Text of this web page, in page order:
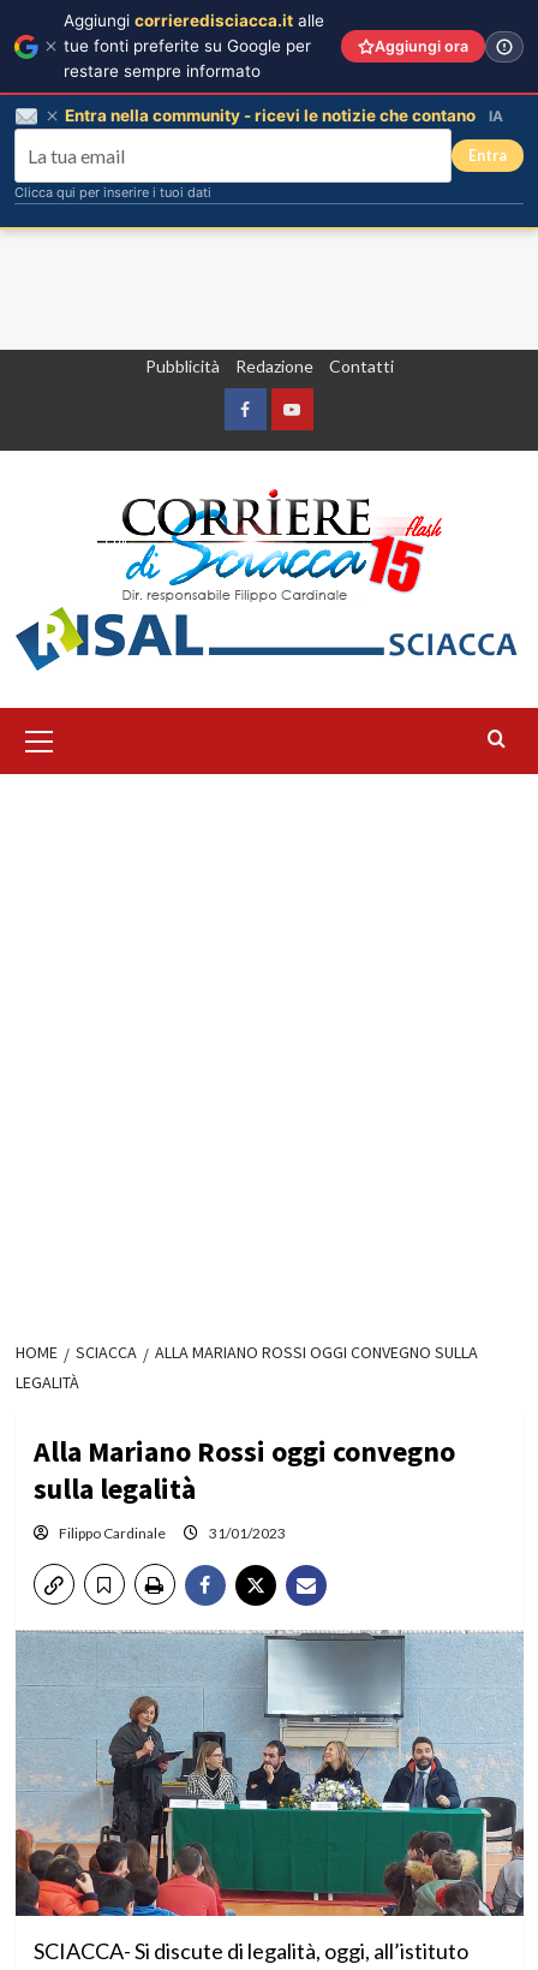
Pubblicità Redazione Contatti
FacebookYountube
principale
HOME SCIACCA
ALLA MARIANO ROSSI OGGI CONVEGNO SULLA
LEGALITÀ
Alla Mariano Rossi oggi convegno
sulla legalità
Filippo Cardinale 31/01/2023
SCIACCA- Si discute di legalità, oggi, all’istituto
Aggiungi corrieredisciacca.it alle
tue fonti preferite su Google per
restare sempre informato
Aggiungi ora
Entra nella community - ricevi le notizie che contano IA
Entra
Clicca qui per inserire i tuoi dati